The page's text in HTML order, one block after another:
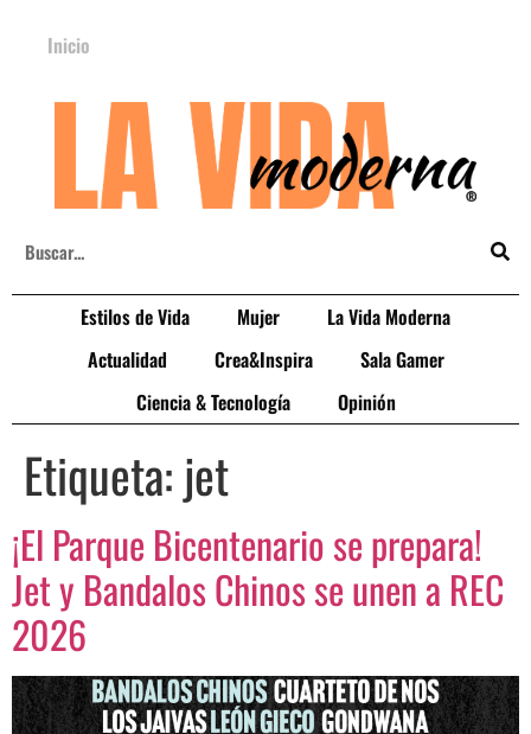
Inicio
Estilos de Vida Mujer
La Vida Moderna
Actualidad
Crea&Inspira
Sala Gamer
Ciencia & Tecnología
Opinión
Etiqueta: jet
¡El Parque Bicentenario se prepara!
Jet y Bandalos Chinos se unen a REC
2026